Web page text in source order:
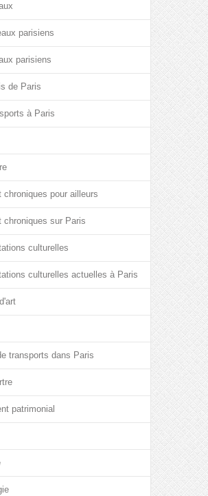
parisiens
parisiens
de Paris
à Paris
chroniques pour ailleurs
chroniques sur Paris
culturelles
culturelles actuelles à Paris
transports dans Paris
patrimonial